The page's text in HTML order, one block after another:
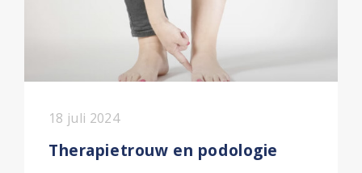
18 juli 2024
Therapietrouw en podologie